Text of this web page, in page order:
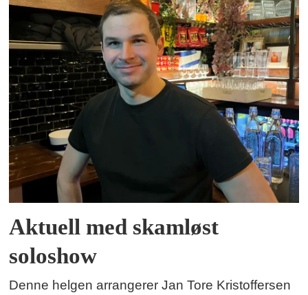
Aktuell med skamløst
soloshow
Denne helgen arrangerer Jan Tore Kristoffersen